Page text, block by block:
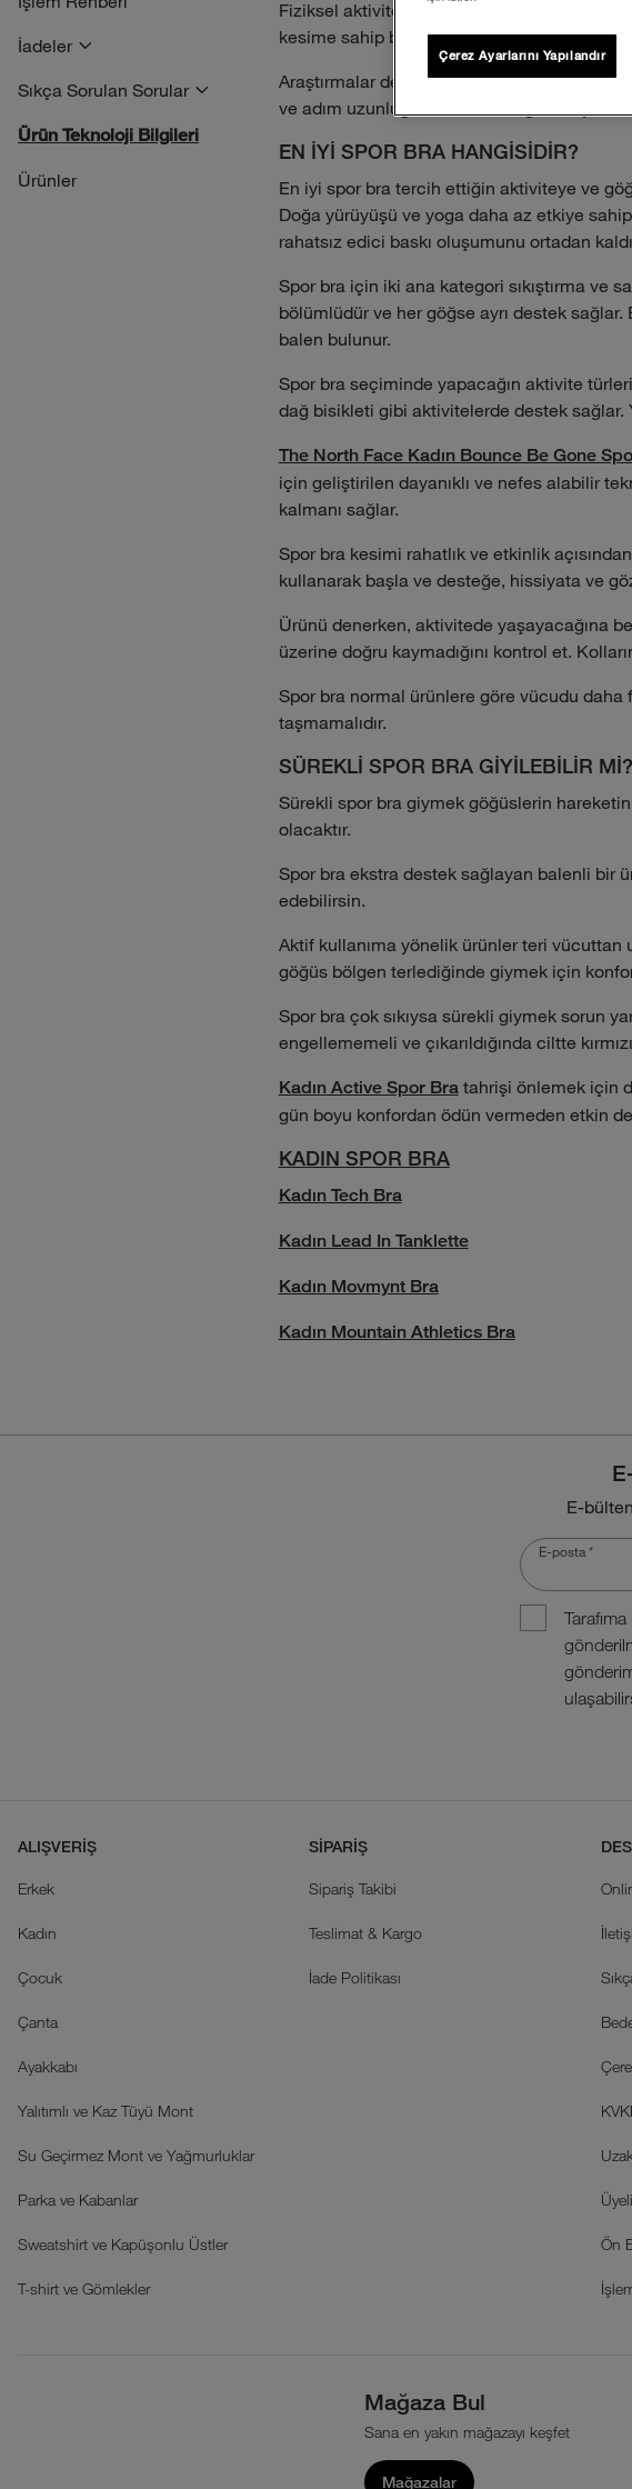
İadeler
Sıkça Sorulan Sorular
Ürün Teknoloji Bilgileri
Ürünler
Fiziksel aktiviteler bu esneme etkisini
kesime sahip bir spor bra bu hareketi
Araştırmalar desteklenmeyen göğüslerle
ve adım uzunluğunu azaltır. Göğüsler iyi
EN İYİ SPOR BRA HANGİSİDİR?
En iyi spor bra tercih ettiğin aktiviteye ve
Doğa yürüyüşü ve yoga daha az etkiye
rahatsız edici baskı oluşumunu ortadan
Spor bra için iki ana kategori sıkıştırma ve
bölümlüdür ve her göğse ayrı destek sağlar.
balen bulunur.
Spor bra seçiminde yapacağın aktivite
dağ bisikleti gibi aktivitelerde destek sağlar.
The North Face Kadın Bounce Be Gone
için geliştirilen dayanıklı ve nefes alabilir
kalmanı sağlar.
Spor bra kesimi rahatlık ve etkinlik
kullanarak başla ve desteğe, hissiyata ve
Ürünü denerken, aktivitede yaşayacağına
üzerine doğru kaymadığını kontrol et.
Spor bra normal ürünlere göre vücudu daha
taşmamalıdır.
SÜREKLİ SPOR BRA GİYİLEBİLİR Mİ?
Sürekli spor bra giymek göğüslerin
olacaktır.
Spor bra ekstra destek sağlayan balenli bir
edebilirsin.
Aktif kullanıma yönelik ürünler teri vücuttan
göğüs bölgen terlediğinde giymek için
Spor bra çok sıkıysa sürekli giymek sorun
engellememeli ve çıkarıldığında ciltte
Kadın Active Spor Bratahrişi önlemek için
gün boyu konfordan ödün vermeden etkin
KADIN SPOR BRA
Kadın Tech Bra
Kadın Lead In Tanklette
Kadın Movmynt Bra
Kadın Mountain Athletics Bra
E-
E-posta *
ALIŞVERİŞ
Erkek
Kadın
Çocuk
Çanta
Ayakkabı
Yalıtımlı ve Kaz Tüyü Mont
Su Geçirmez Mont ve Yağmurluklar
Parka ve Kabanlar
Sweatshirt ve Kapüşonlu Üstler
T-shirt ve Gömlekler
SİPARİŞ
Sipariş Takibi
Teslimat & Kargo
İade Politikası
Ön
Mağaza Bul
Sana en yakın mağazayı keşfet
Mağazalar
Çerez Ayarlarını Yapılandır